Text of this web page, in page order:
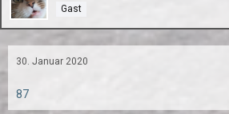
Gast
30. Januar 2020
87